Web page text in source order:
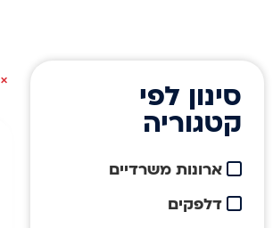
סינון לפי
קטגוריה
ארונות משרדיים
דלפקים
×